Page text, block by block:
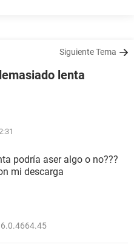
Siguiente Tema
lenta
podría aser algo o no???
mi descarga